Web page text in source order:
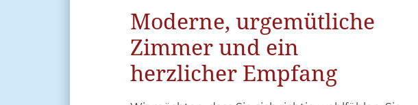
Moderne, urgemütliche
Zimmer und ein
herzlicher Empfang